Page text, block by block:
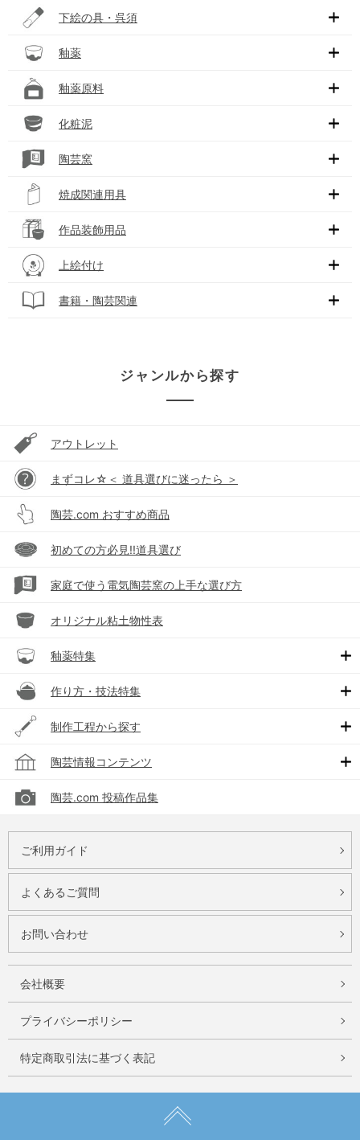
下絵の具・呉須
釉薬
釉薬原料
化粧泥
陶芸窯
焼成関連用具
作品装飾用品
上絵付け
書籍・陶芸関連
ジャンルから探す
アウトレット
まずコレ☆＜ 道具選びに迷ったら ＞
陶芸.com おすすめ商品
初めての方必見!!道具選び
家庭で使う電気陶芸窯の上手な選び方
オリジナル粘土物性表
釉薬特集
作り方・技法特集
制作工程から探す
陶芸情報コンテンツ
陶芸.com 投稿作品集
ご利用ガイド
よくあるご質問
お問い合わせ
会社概要
プライバシーポリシー
特定商取引法に基づく表記